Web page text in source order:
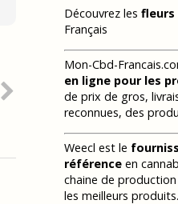
Découvrez les fleurs
Français
Mon-Cbd-
en ligne pour les
de prix de gros,
reconnues, des
Weecl est le
référence en
chaine de
les meilleurs produits.